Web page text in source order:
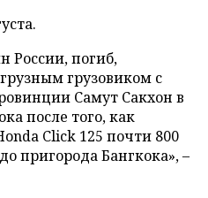
России, погиб,
грузовиком с
Самут Сакхон в
после того, как
Click 125 почти 800
пригорода Бангкока», –